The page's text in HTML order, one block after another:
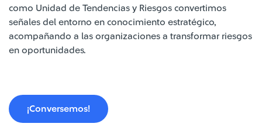
como Unidad de Tendencias y Riesgos convertimos
señales del entorno en conocimiento estratégico,
acompañando a las organizaciones a transformar riesgos
en oportunidades.
¡Conversemos!